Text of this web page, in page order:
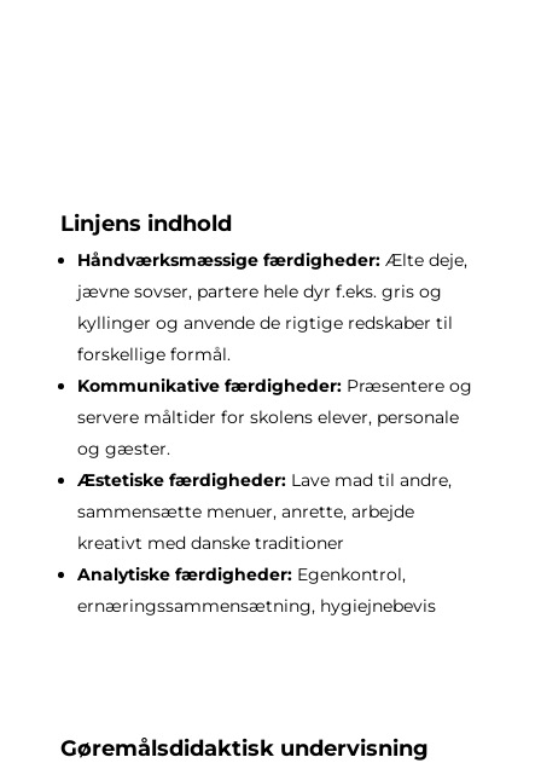
Linjens indhold
Håndværksmæssige færdigheder: Ælte deje,
jævne sovser, partere hele dyr f.eks. gris og
kyllinger og anvende de rigtige redskaber til
forskellige formål.
Kommunikative færdigheder: Præsentere og
servere måltider for skolens elever, personale
og gæster.
Æstetiske færdigheder: Lave mad til andre,
sammensætte menuer, anrette, arbejde
kreativt med danske traditioner
Analytiske færdigheder: Egenkontrol,
ernæringssammensætning, hygiejnebevis
Gøremålsdidaktisk undervisning